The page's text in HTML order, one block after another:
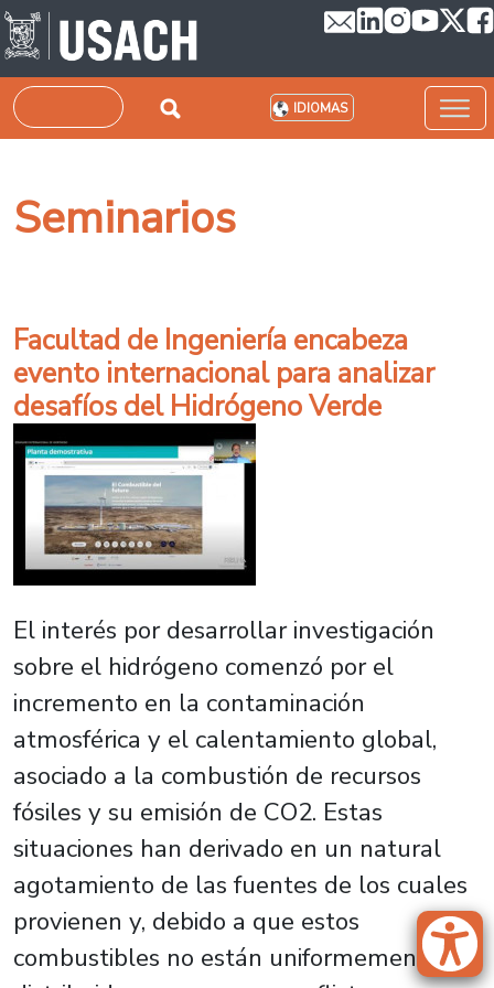
Pasar al contenido principal
Buscar IDIOMAS
Seminarios
Facultad de Ingeniería encabeza
evento internacional para analizar
desafíos del Hidrógeno Verde
El interés por desarrollar investigación
sobre el hidrógeno comenzó por el
incremento en la contaminación
atmosférica y el calentamiento global,
asociado a la combustión de recursos
fósiles y su emisión de CO2. Estas
situaciones han derivado en un natural
agotamiento de las fuentes de los cuales
provienen y, debido a que estos
combustibles no están uniformemente